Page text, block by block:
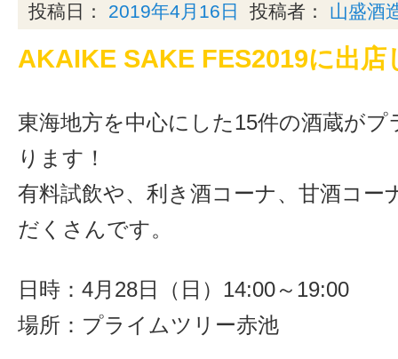
投稿日： 2019年4月16日 投稿者： 山盛酒
AKAIKE SAKE FES2019に出店
東海地方を中心にした15件の酒蔵が
ります！
有料試飲や、利き酒コーナ、甘酒コー
だくさんです。
日時：4月28日（日）14:00～19:00
場所：プライムツリー赤池